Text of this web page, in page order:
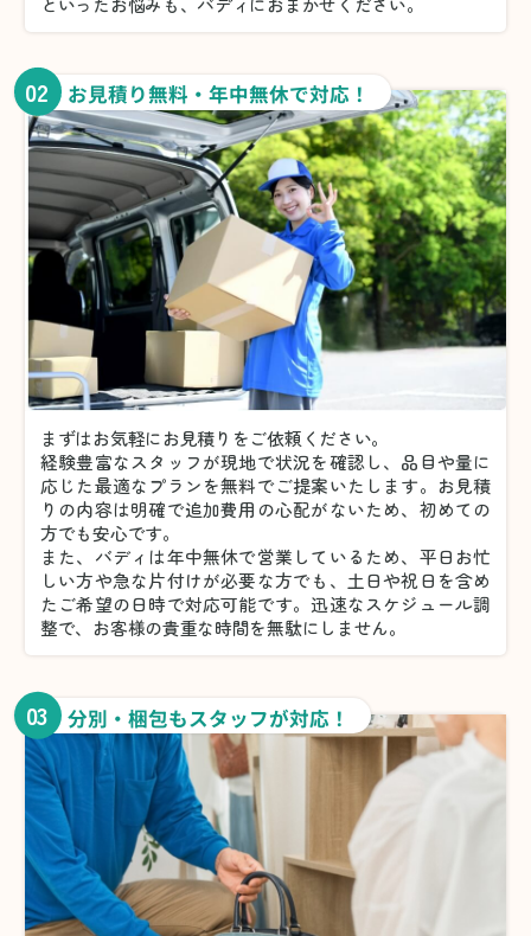
02 お見積り無料・年中無休で対応！
まずはお気軽にお見積りをご依頼ください。
経験豊富なスタッフが現地で状況を確認し、品目や量に
応じた最適なプランを無料でご提案いたします。お見積
りの内容は明確で追加費用の心配がないため、初めての
方でも安心です。
また、バディは年中無休で営業しているため、平日お忙
しい方や急な片付けが必要な方でも、土日や祝日を含め
たご希望の日時で対応可能です。迅速なスケジュール調
整で、お客様の貴重な時間を無駄にしません。
03 分別・梱包もスタッフが対応！